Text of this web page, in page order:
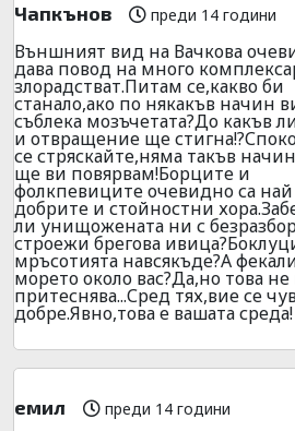
Чапкънов преди 14 години
Външният вид на Вачкова
дава повод на много
злорадстват.Питам се,какво би
станало,ако по някакъв начин
съблека мозъчетата?До какъв
и отвращение ще
се стряскайте,няма такъв
ще ви повярвам!Борците и
фолкпевиците очевидно са най
добрите и стойностни
ли унищожената ни с
строежи брегова
мръсотията навсякъде?А
морето около вас?Да,но това не
притеснява...Сред тях,вие се
добре.Явно,това е вашата среда!
емил преди 14 години